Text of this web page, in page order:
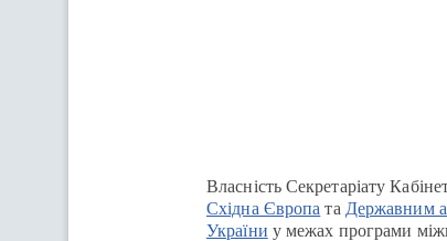
Власність Секретаріату
Східна Європа та Державним
України у межах програми